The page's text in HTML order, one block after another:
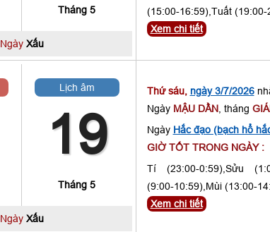
Tháng 5
Ngày Xấu
(15:00-16:59),Tuất
Xem chi tiết
Lịch âm
19
Tháng 5
Ngày Xấu
Thứ sáu, ngày 3/7/2026
Ngày MẬU DẦN, tháng
Ngày Hắc đạo (bạch hổ
GIỜ TỐT TRONG NGÀY :
Tí (23:00-0:59),Sửu
(9:00-10:59),Mùi (13:00-
Xem chi tiết